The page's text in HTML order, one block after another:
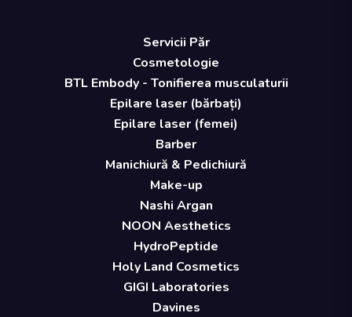
Servicii Păr
Cosmetologie
BTL Embody - Tonifierea musculaturii
Epilare laser (bărbați)
Epilare laser (femei)
Barber
Manichiură & Pedichiură
Make-up
Nashi Argan
NOON Aesthetics
HydroPeptide
Holy Land Cosmetics
GIGI Laboratories
Davines